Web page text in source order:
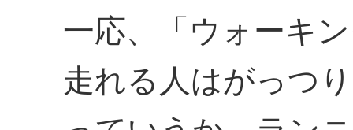
一応、「ウォーキ
走れる人はがっつ